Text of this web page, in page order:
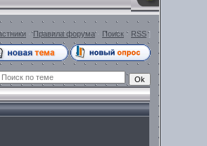
·Правила форума· Поиск · RSS]